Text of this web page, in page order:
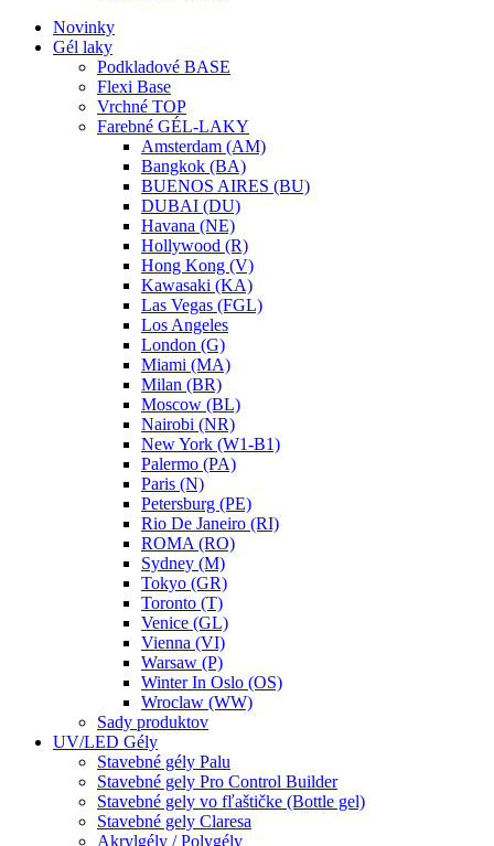
Novinky
Gél laky
Podkladové BASE
Flexi Base
Vrchné TOP
Farebné GÉL-LAKY
Amsterdam (AM)
Bangkok (BA)
BUENOS AIRES (BU)
DUBAI (DU)
Havana (NE)
Hollywood (R)
Hong Kong (V)
Kawasaki (KA)
Las Vegas (FGL)
Los Angeles
London (G)
Miami (MA)
Milan (BR)
Moscow (BL)
Nairobi (NR)
New York (W1-B1)
Palermo (PA)
Paris (N)
Petersburg (PE)
Rio De Janeiro (RI)
ROMA (RO)
Sydney (M)
Tokyo (GR)
Toronto (T)
Venice (GL)
Vienna (VI)
Warsaw (P)
Winter In Oslo (OS)
Wroclaw (WW)
Sady produktov
UV/LED Gély
Stavebné gély Palu
Stavebné gely Pro Control Builder
Stavebné gely vo fľaštičke (Bottle gel)
Stavebné gely Claresa
Akrylgély / Polygély